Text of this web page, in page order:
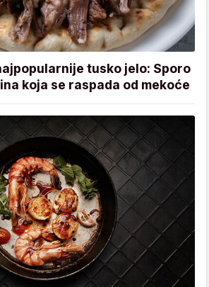
tusko jelo: Sporo
koja se raspada od mekoće